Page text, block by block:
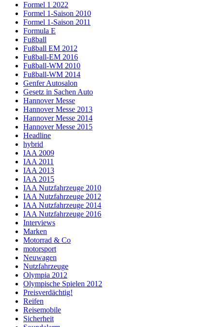
Formel 1 2022
Formel 1-Saison 2010
Formel 1-Saison 2011
Formula E
Fußball
Fußball EM 2012
Fußball-EM 2016
Fußball-WM 2010
Fußball-WM 2014
Genfer Autosalon
Gesetz in Sachen Auto
Hannover Messe
Hannover Messe 2013
Hannover Messe 2014
Hannover Messe 2015
Headline
hybrid
IAA 2009
IAA 2011
IAA 2013
IAA 2015
IAA Nutzfahrzeuge 2010
IAA Nutzfahrzeuge 2012
IAA Nutzfahrzeuge 2014
IAA Nutzfahrzeuge 2016
Interviews
Marken
Motorrad & Co
motorsport
Neuwagen
Nutzfahrzeuge
Olympia 2012
Olympische Spielen 2012
Preisverdächtig!
Reifen
Reisemobile
Sicherheit